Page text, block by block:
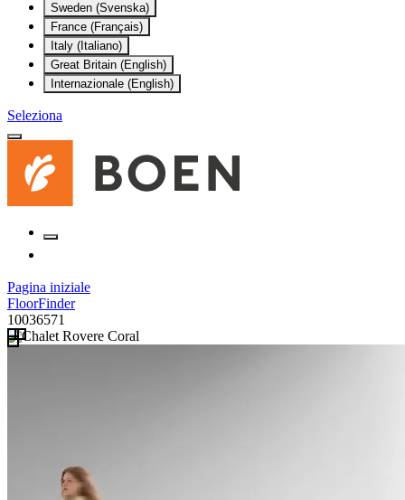
Sweden (Svenska)
France (Français)
Italy (Italiano)
Great Britain (English)
Internazionale (English)
Seleziona
Pagina iniziale
FloorFinder
10036571